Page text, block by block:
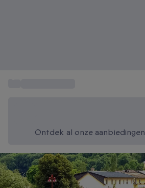
Ontdek al onze aanbiedingen